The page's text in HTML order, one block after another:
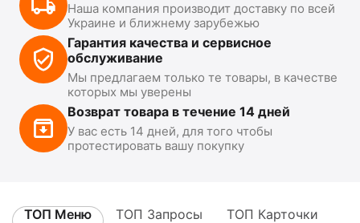
Наша компания производит доставку по всей
Украине и ближнему зарубежью
Гарантия качества и сервисное
обслуживание
Мы предлагаем только те товары, в качестве
которых мы уверены
Возврат товара в течение 14 дней
У вас есть 14 дней, для того чтобы
протестировать вашу покупку
ТОП Меню ТОП Запросы ТОП Карточки